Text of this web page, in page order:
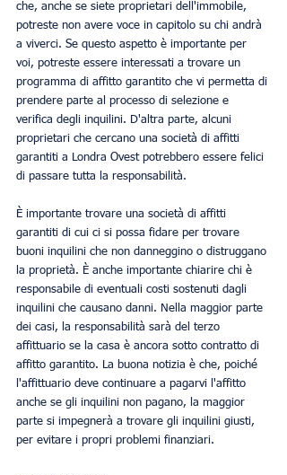
che, anche se siete proprietari dell'immobile,
potreste non avere voce in capitolo su chi andrà
a viverci. Se questo aspetto è importante per
voi, potreste essere interessati a trovare un
programma di affitto garantito che vi permetta di
prendere parte al processo di selezione e
verifica degli inquilini. D'altra parte, alcuni
proprietari che cercano una società di affitti
garantiti a Londra Ovest potrebbero essere felici
di passare tutta la responsabilità.
È importante trovare una società di affitti
garantiti di cui ci si possa fidare per trovare
buoni inquilini che non danneggino o distruggano
la proprietà. È anche importante chiarire chi è
responsabile di eventuali costi sostenuti dagli
inquilini che causano danni. Nella maggior parte
dei casi, la responsabilità sarà del terzo
affittuario se la casa è ancora sotto contratto di
affitto garantito. La buona notizia è che, poiché
l'affittuario deve continuare a pagarvi l'affitto
anche se gli inquilini non pagano, la maggior
parte si impegnerà a trovare gli inquilini giusti,
per evitare i propri problemi finanziari.